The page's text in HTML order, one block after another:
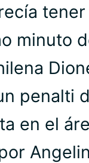
minuto
penalti
en el